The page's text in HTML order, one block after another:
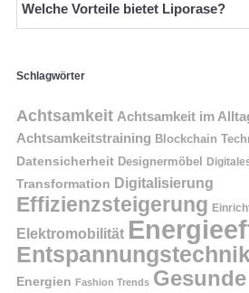
Welche Vorteile bietet Liporase?
Schlagwörter
Achtsamkeit Achtsamkeit im
Achtsamkeitstraining Blockchain
Datensicherheit Designermöbel
Transformation Digitalisierung
Effizienzsteigerung
Elektromobilität
Energien Fashion Trends